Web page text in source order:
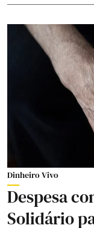
Dinheiro Vivo
Despesa
Solidário